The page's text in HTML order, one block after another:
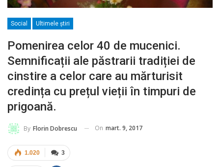
Social Ultimele ştiri
Pomenirea celor 40 de mucenici.
Semnificații ale păstrarii tradiției de
cinstire a celor care au mărturisit
credința cu prețul vieții în timpuri de
prigoană.
By Florin Dobrescu On mart. 9, 2017
3
1.020